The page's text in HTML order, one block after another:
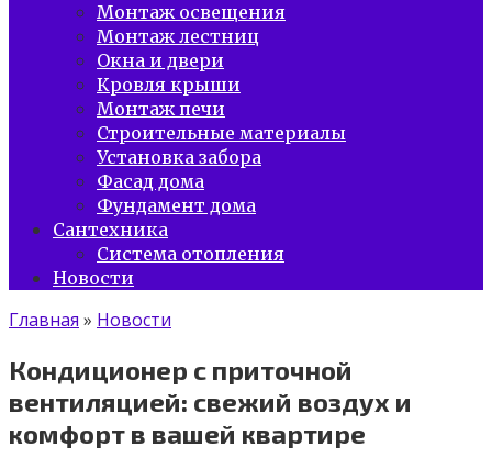
Монтаж освещения
Монтаж лестниц
Окна и двери
Кровля крыши
Монтаж печи
Строительные материалы
Установка забора
Фасад дома
Фундамент дома
Сантехника
Система отопления
Новости
Главная » Новости
Кондиционер с приточной
вентиляцией: свежий воздух и
комфорт в вашей квартире